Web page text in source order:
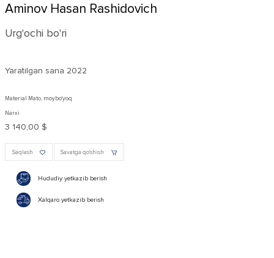
Aminov Hasan Rashidovich
Urg'ochi bo'ri
Yaratilgan sana 2022
Material Mato, moybo'yoq
Narxi
3 140,00 $
Saqlash Savatga qo'shish
Hududiy yetkazib berish
Xalqaro yetkazib berish